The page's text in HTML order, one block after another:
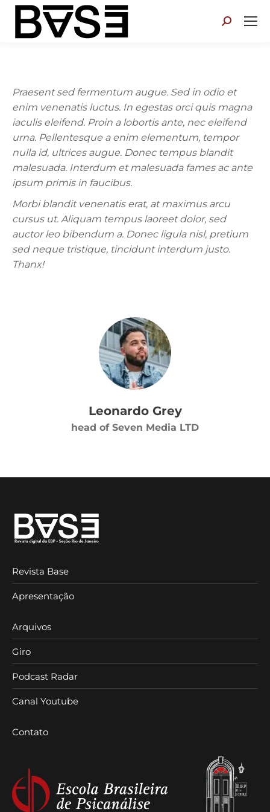
Search:
Praesent sed fermentum augue. Sed in odio et
enim venenatis luctus. In egestas orci quis magna
iaculis eleifend. Proin a lobortis ante, nec eleifend
urna. Pellentesque a enim elementum, tempor
nulla id, ultrices augue. Donec tempus blandit
malesuada. Interdum et malesuada fames ac ante
ipsum primis in faucibus.
Morbi blandit venenatis erat, at maximus arcu
cursus ut. Aliquam tempus laoreet dolor, sed
auctor leo bibendum a. Donec ligula nisl, pretium
sed neque tristique, tincidunt interdum justo.
Thanx!
Leonardo Grey
head of Seven Media LTD
Revista Base
Apresentação
Arquivos
Giro
Podcast Radar
Canal Youtube
Contato